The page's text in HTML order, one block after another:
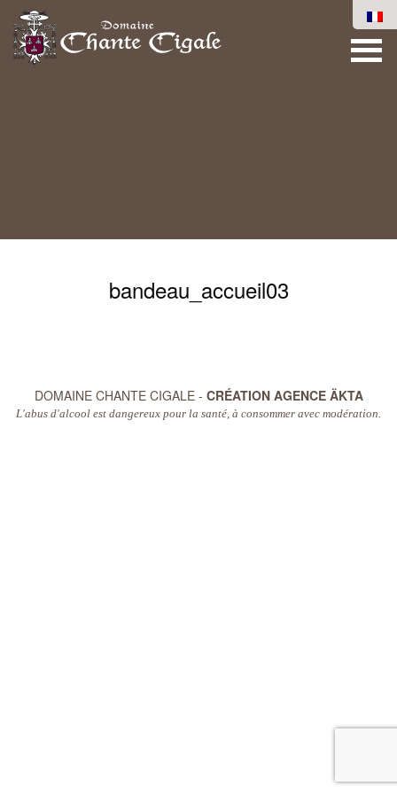
bandeau_accueil03
DOMAINE CHANTE CIGALE - CRÉATION AGENCE ÄKTA
L'abus d'alcool est dangereux pour la santé, à consommer avec modération.